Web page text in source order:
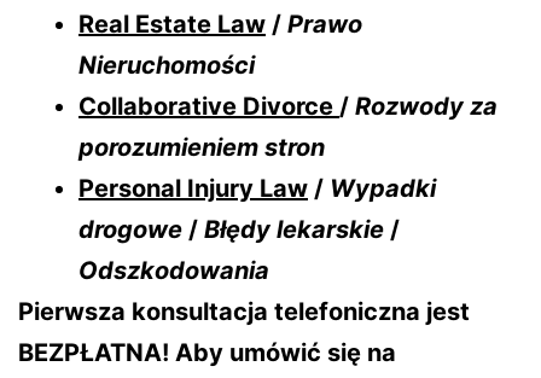
Real Estate Law / Prawo
Nieruchomości
Collaborative Divorce / Rozwody za
porozumieniem stron
Personal Injury Law / Wypadki
drogowe / Błędy lekarskie /
Odszkodowania
Pierwsza konsultacja telefoniczna jest
BEZPŁATNA! Aby umówić się na